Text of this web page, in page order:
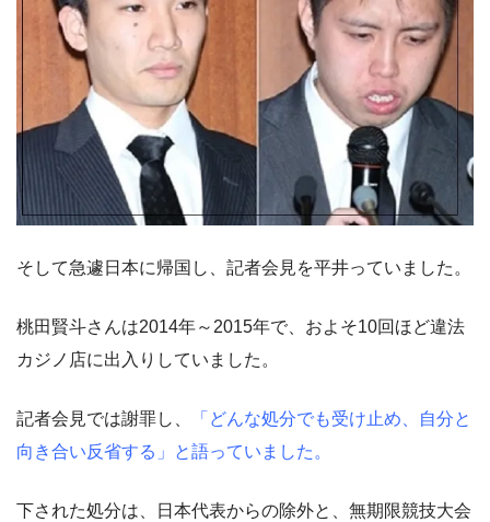
そして急遽日本に帰国し、記者会見を平井っていました。
桃田賢斗さんは2014年～2015年で、およそ10回ほど違法
カジノ店に出入りしていました。
記者会見では謝罪し、
「どんな処分でも受け止め、自分と
向き合い反省する」と語っていました。
下された処分は、日本代表からの除外と、無期限競技大会